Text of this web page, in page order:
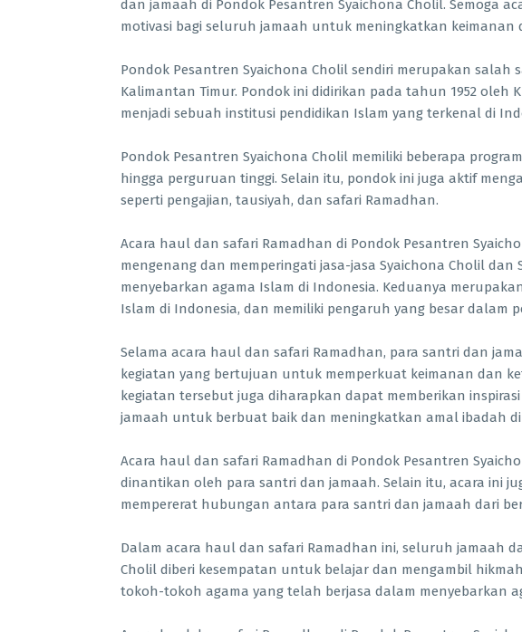
dan jamaah di Pondok Pesantren Syaichona Cholil. Semoga
motivasi bagi seluruh jamaah untuk meningkatkan keimanan
Pondok Pesantren Syaichona Cholil sendiri merupakan salah
Kalimantan Timur. Pondok ini didirikan pada tahun 1952 oleh
menjadi sebuah institusi pendidikan Islam yang terkenal di
Pondok Pesantren Syaichona Cholil memiliki beberapa
hingga perguruan tinggi. Selain itu, pondok ini juga aktif
seperti pengajian, tausiyah, dan safari Ramadhan.
Acara haul dan safari Ramadhan di Pondok Pesantren
mengenang dan memperingati jasa-jasa Syaichona Cholil dan
menyebarkan agama Islam di Indonesia. Keduanya
Islam di Indonesia, dan memiliki pengaruh yang besar dalam
Selama acara haul dan safari Ramadhan, para santri dan
kegiatan yang bertujuan untuk memperkuat keimanan dan
kegiatan tersebut juga diharapkan dapat memberikan
jamaah untuk berbuat baik dan meningkatkan amal ibadah
Acara haul dan safari Ramadhan di Pondok Pesantren
dinantikan oleh para santri dan jamaah. Selain itu, acara ini
mempererat hubungan antara para santri dan jamaah dari
Dalam acara haul dan safari Ramadhan ini, seluruh jamaah
Cholil diberi kesempatan untuk belajar dan mengambil
tokoh-tokoh agama yang telah berjasa dalam menyebarkan